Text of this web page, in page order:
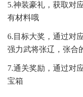
5.神装豪礼，获取对
有材料哦
6.目标大奖，通过对
强力武将张辽，张合
7.通关奖励，通过对
宝箱